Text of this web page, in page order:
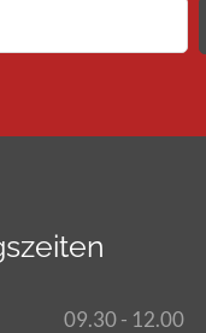
09.30 - 12.00